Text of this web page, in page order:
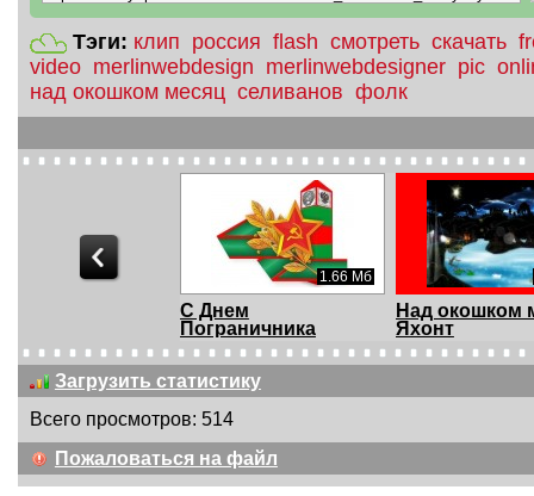
Тэги: клип россия flash смотреть скачать
video merlinwebdesign merlinwebdesigner pic
над окошком месяц селиванов фолк
1.52 Мб 1.66 Мб
С Днем
Пограничника
Над окошком
Яхонт
Загрузить статистику
Всего просмотров: 514
Пожаловаться на файл